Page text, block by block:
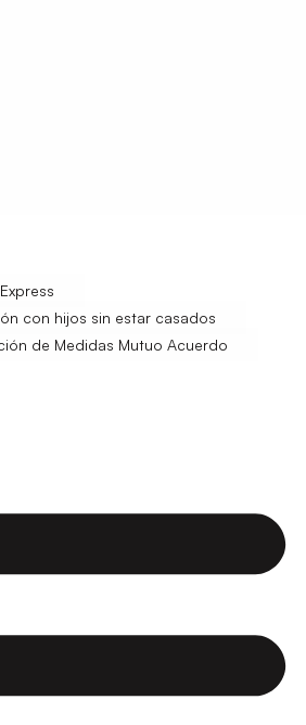
con hijos sin estar casados
de Medidas Mutuo Acuerdo